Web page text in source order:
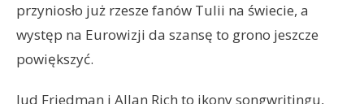
przyniosło już rzesze fanów Tulii na świecie, a
występ na Eurowizji da szansę to grono jeszcze
powiększyć.
Jud Friedman i Allan Rich to ikony songwritingu,